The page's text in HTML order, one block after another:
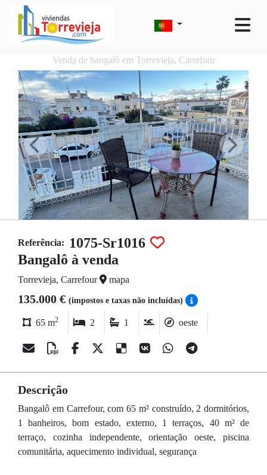
Venda de bangalô em Torrevieja, Carrefour
Referência:
1075-Sr1016
Bangalô à venda
Torrevieja, Carrefour mapa
135.000 € (impostos e taxas não incluídas)
65 m2 2 1 oeste
Descrição
Bangalô em Carrefour, com 65 m² construído, 2 dormitórios,
1 banheiros, bom estado, externo, 1 terraços, 40 m² de
terraço, cozinha independente, orientação oeste, piscina
comunitária, aquecimento individual, segurança